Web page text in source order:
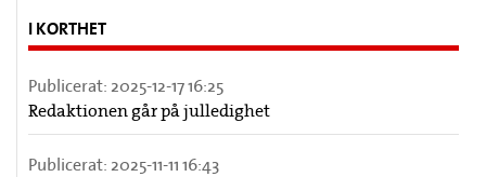
I KORTHET
Publicerat: 2025-12-17 16:25
Redaktionen går på julledighet
Publicerat: 2025-11-11 16:43